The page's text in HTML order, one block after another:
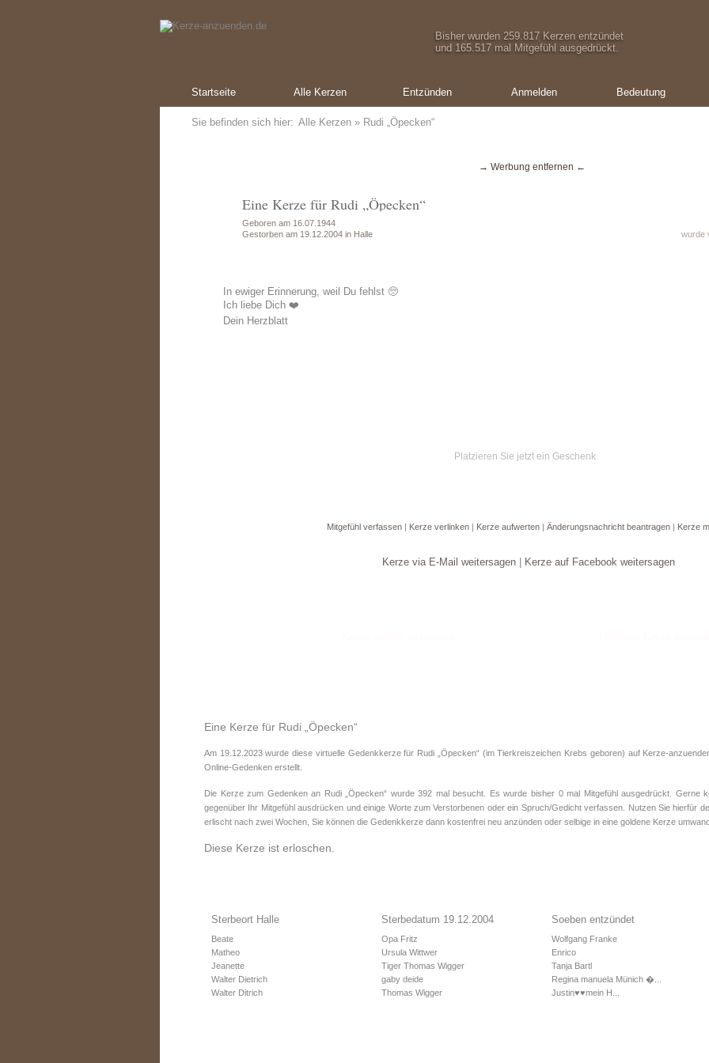
Bisher wurden 259.817 Kerzen entzündet
und 165.517 mal Mitgefühl ausgedrückt.
Startseite Alle Kerzen Entzünden Anmelden Bedeutung
Sie befinden sich hier: Alle Kerzen » Rudi „Öpecken“
→ Werbung entfernen ←
Eine Kerze für Rudi „Öpecken“
Geboren am 16.07.1944
Gestorben am 19.12.2004 in Halle
wurde
In ewiger Erinnerung, weil Du fehlst 🥺
Ich liebe Dich ❤️
Dein Herzblatt
Platzieren Sie jetzt ein Geschenk
Mitgefühl verfassen | Kerze verlinken | Kerze aufwerten | Änderungsnachricht beantragen | Kerze
Kerze via E-Mail weitersagen Kerze auf Facebook weitersagen
Eine Kerze für Rudi „Öpecken“
Am 19.12.2023 wurde diese virtuelle Gedenkkerze für Rudi „Öpecken“ (im Tierkreiszeichen Krebs geboren) auf Kerze-
Online-Gedenken erstellt.
Die Kerze zum Gedenken an Rudi „Öpecken“ wurde 392 mal besucht. Es wurde bisher 0 mal Mitgefühl ausgedrückt. Gerne
gegenüber Ihr Mitgefühl ausdrücken und einige Worte zum Verstorbenen oder ein Spruch/Gedicht verfassen. Nutzen Sie hierfür
erlischt nach zwei Wochen, Sie können die Gedenkkerze dann kostenfrei neu anzünden oder selbige in eine goldene Kerze
Diese Kerze ist erloschen.
Sterbeort Halle
Beate
Matheo
Jeanette
Walter Dietrich
Walter Ditrich
Sterbedatum 19.12.2004
Opa Fritz
Ursula Wittwer
Tiger Thomas Wigger
gaby deide
Thomas Wigger
Soeben entzündet
Wolfgang Franke
Enrico
Tanja Bartl
Regina manuela Münich �...
Justin♥️♥️mein H...